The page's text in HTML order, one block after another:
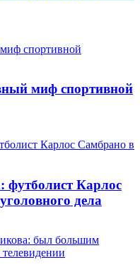
миф спортивной
футболист Карлос
дела